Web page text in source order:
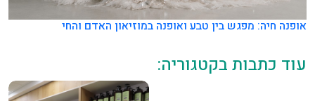
אופנה חיה: מפגש בין טבע ואופנה במוזיאון האדם והחי
עוד כתבות בקטגוריה: